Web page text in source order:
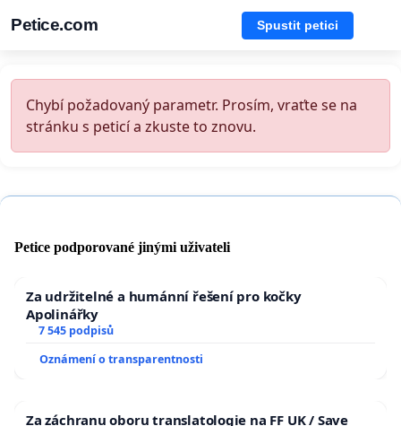
Petice.com Spustit petici
Chybí požadovaný parametr. Prosím, vraťte se na
stránku s peticí a zkuste to znovu.
Petice podporované jinými uživateli
Za udržitelné a humánní řešení pro kočky
Apolinářky
7 545 podpisů
Oznámení o transparentnosti
Za záchranu oboru translatologie na FF UK / Save